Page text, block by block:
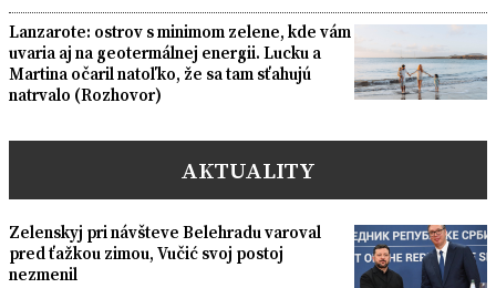
Lanzarote: ostrov s minimom zelene, kde vám
uvaria aj na geotermálnej energii. Lucku a
Martina očaril natoľko, že sa tam sťahujú
natrvalo (Rozhovor)
AKTUALITY
Zelenskyj pri návšteve Belehradu varoval
pred ťažkou zimou, Vučić svoj postoj
nezmenil